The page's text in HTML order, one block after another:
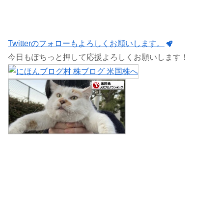
Twitterのフォローもよろしくお願いします。
今日もぽちっと押して応援よろしくお願いします！